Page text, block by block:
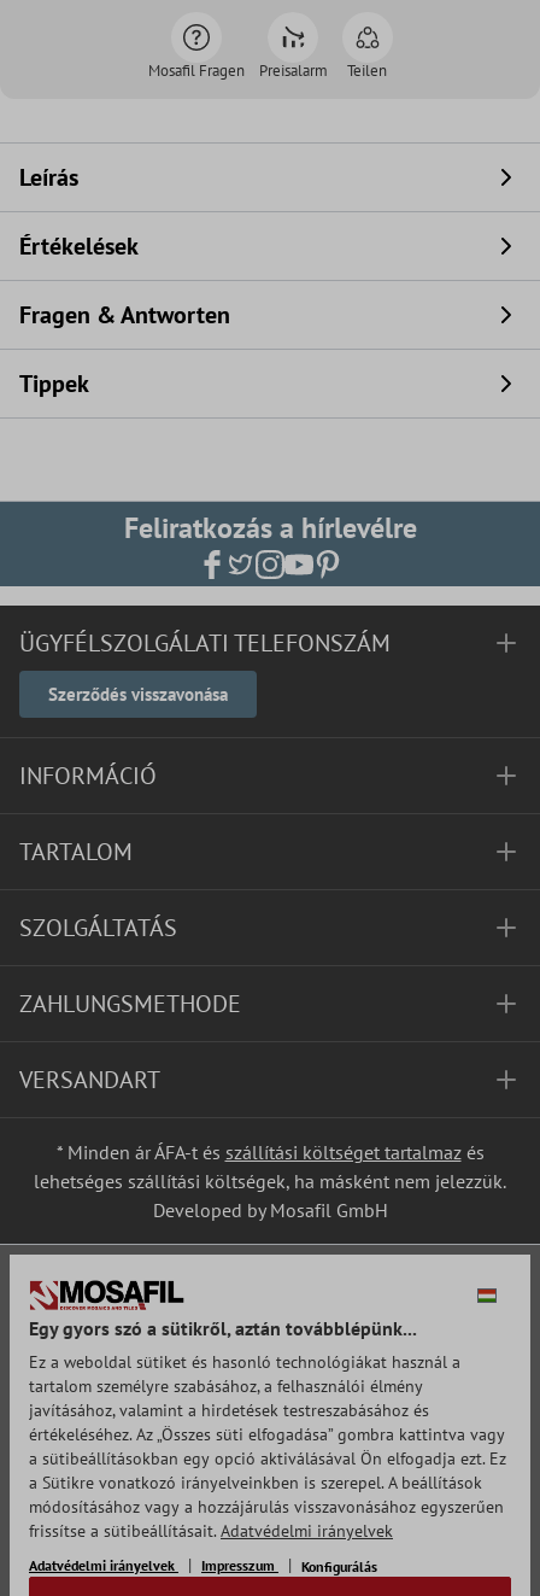
Mosafil Fragen Preisalarm Teilen
Leírás
Értékelések
Fragen & Antworten
Tippek
Feliratkozás a hírlevélre
ÜGYFÉLSZOLGÁLATI TELEFONSZÁM
Szerződés visszavonása
INFORMÁCIÓ
TARTALOM
SZOLGÁLTATÁS
ZAHLUNGSMETHODE
VERSANDART
* Minden ár ÁFA-t és szállítási költséget tartalmazés
lehetséges szállítási költségek, ha másként nem jelezzük.
Developed by Mosafil GmbH
Egy gyors szó a sütikről, aztán továbblépünk...
Ez a weboldal sütiket és hasonló technológiákat használ a
tartalom személyre szabásához, a felhasználói élmény
javításához, valamint a hirdetések testreszabásához és
értékeléséhez. Az „Összes süti elfogadása” gombra kattintva vagy
a sütibeállításokban egy opció aktiválásával Ön elfogadja ezt. Ez
a Sütikre vonatkozó irányelveinkben is szerepel. A beállítások
módosításához vagy a hozzájárulás visszavonásához egyszerűen
frissítse a sütibeállításait. Adatvédelmi irányelvek
Adatvédelmi irányelvek Impresszum Konfigurálás